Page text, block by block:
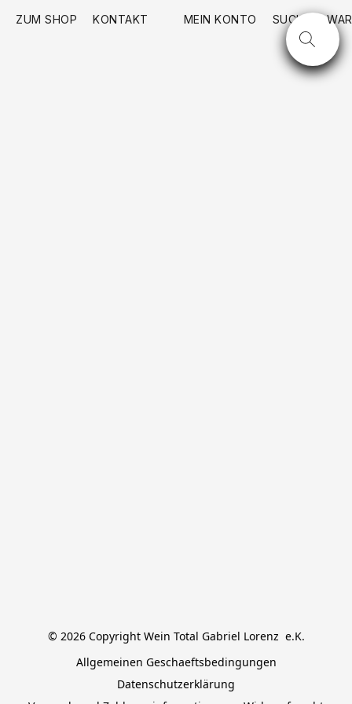
ZUM SHOP KONTAKT MEIN KONTO SUCHE
© 2026 Copyright Wein Total Gabriel Lorenz  e.K.
Allgemeinen Geschaeftsbedingungen
Datenschutzerklärung